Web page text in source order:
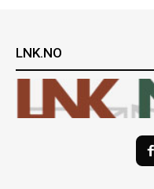
LNK.NO